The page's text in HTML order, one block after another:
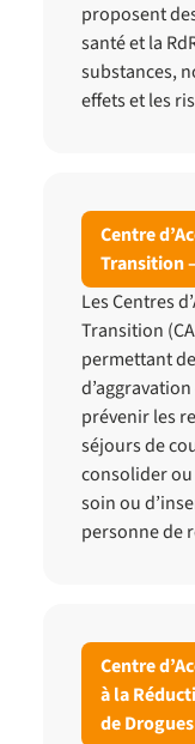
proposent
santé et la
substances,
effets et les
Centre
Transition
Les Centres
Transition
permettant
prévenir les
séjours de
consolider
soin ou
personne de
Centre
à la
de